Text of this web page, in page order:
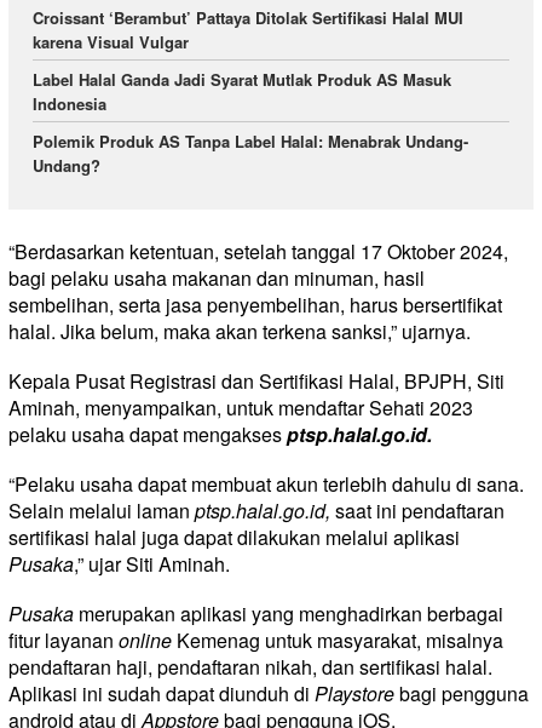
Croissant ‘Berambut’ Pattaya Ditolak Sertifikasi Halal MUI
karena Visual Vulgar
Label Halal Ganda Jadi Syarat Mutlak Produk AS Masuk
Indonesia
Polemik Produk AS Tanpa Label Halal: Menabrak Undang-
Undang?
“Berdasarkan ketentuan, setelah tanggal 17 Oktober 2024,
bagi pelaku usaha makanan dan minuman, hasil
sembelihan, serta jasa penyembelihan, harus bersertifikat
halal. Jika belum, maka akan terkena sanksi,” ujarnya.
Kepala Pusat Registrasi dan Sertifikasi Halal, BPJPH, Siti
Aminah, menyampaikan, untuk mendaftar Sehati 2023
pelaku usaha dapat mengaksesptsp.halal.go.id.
“Pelaku usaha dapat membuat akun terlebih dahulu di sana.
Selain melalui laman ptsp.halal.go.id, saat ini pendaftaran
sertifikasi halal juga dapat dilakukan melalui aplikasi
Pusaka,” ujar Siti Aminah.
Pusaka merupakan aplikasi yang menghadirkan berbagai
fitur layanan online Kemenag untuk masyarakat, misalnya
pendaftaran haji, pendaftaran nikah, dan sertifikasi halal.
Aplikasi ini sudah dapat diunduh di Playstorebagi pengguna
android atau diAppstorebagi pengguna iOS.